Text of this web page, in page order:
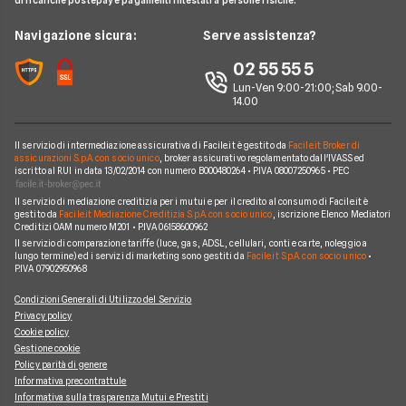
Contatti
Fineco
Notizie Conti
Argomenti in evidenza Conti
Prodotti Conti
Navigazione sicura: Serve assistenza?
02 55 55 5
Lun-Ven 9:00-21:00; Sab 9.00-
14.00
Il servizio di intermediazione assicurativa di Facile.it è gestito da Facile.it Broker di
assicurazioni S.p.A. con socio unico, broker assicurativo regolamentato dall'IVASS ed
iscritto al RUI in data 13/02/2014 con numero B000480264 • P.IVA 08007250965 • PEC
Il servizio di mediazione creditizia per i mutui e per il credito al consumo di Facile.it è
gestito da Facile.it Mediazione Creditizia S.p.A. con socio unico , iscrizione Elenco Mediatori
Creditizi OAM numero M201 • P.IVA 06158600962
Il servizio di comparazione tariffe (luce, gas, ADSL, cellulari, conti e carte, noleggio a
lungo termine) ed i servizi di marketing sono gestiti da Facile.it S.p.A. con socio unico•
P.IVA 07902950968
Condizioni Generali di Utilizzo del Servizio
Privacy policy
Cookie policy
Gestione cookie
Policy parità di genere
Informativa precontrattule
Informativa sulla trasparenza Mutui e Prestiti